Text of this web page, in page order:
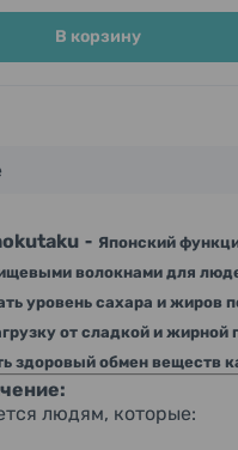
В корзину
- Японский
волокнами для
уровень сахара и жиров
от сладкой и жирной
здоровый обмен веществ
людям, которые: